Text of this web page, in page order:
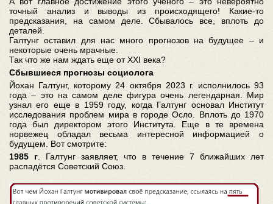
точный анализ и выводы из происходящего! Какие-то
предсказания, на самом деле. Сбывалось все, вплоть до
деталей.
Галтунг оставил для нас много прогнозов на будущее – и
некоторые очень мрачные.
Так что же нам ждать еще от XXI века?
Сбывшиеся прогнозы социолога
Йохан Галтунг, которому 24 октября 2023 г. исполнилось 93
года – это на самом деле фигура очень легендарная. Мир
узнал его еще в 1959 году, когда Галтунг основал Институт
исследования проблем мира в городе Осло. Вплоть до 1970
года был директором этого Института. Еще в те времена
норвежец обладал весьма интересной информацией о
будущем. Вот смотрите:
1985 г . Галтунг заявляет, что в течение 7 ближайших лет
распадётся Советский Союз.